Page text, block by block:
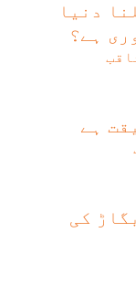
دنیا
ہے؟
ہے
کی